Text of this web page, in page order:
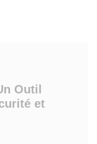
Outil
et